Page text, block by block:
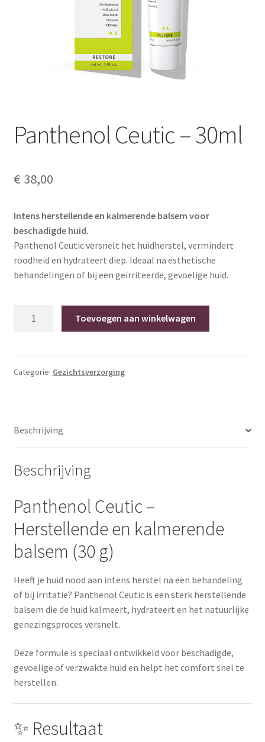
Winkelwagen
Error
Panthenol Ceutic – 30ml
€ 38,00
Intens herstellende en kalmerende balsem voor
beschadigde huid.
Panthenol Ceutic versnelt het huidherstel, vermindert
roodheid en hydrateert diep. Ideaal na esthetische
behandelingen of bij een geïrriteerde, gevoelige huid.
hoeveelheid
Toevoegen aan winkelwagen
Categorie: Gezichtsverzorging
Beschrijving
Beschrijving
Panthenol Ceutic –
Herstellende en kalmerende
balsem (30 g)
Heeft je huid nood aan intens herstel na een behandeling
of bij irritatie? Panthenol Ceutic is een sterk herstellende
balsem die de huid kalmeert, hydrateert en het natuurlijke
genezingsproces versnelt.
Deze formule is speciaal ontwikkeld voor beschadigde,
gevoelige of verzwakte huid en helpt het comfort snel te
herstellen.
✨ Resultaat